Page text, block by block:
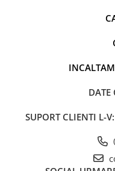
DATE
SUPORT CLIENTI L-